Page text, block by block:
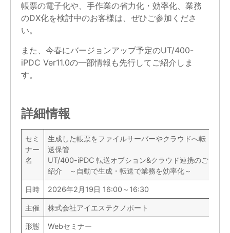
帳票の電子化や、手作業の省力化・効率化、業務
のDX化を検討中のお客様は、ぜひご参加くださ
い。
また、今春にバージョンアップ予定のUT/400-
iPDC Ver11.0の一部情報も先行してご紹介しま
す。
詳細情報
セミ
ナー
名
生成した帳票をファイルサーバーやクラウドへ転
送保管
UT/400-iPDC 転送オプション&クラウド連携のご
紹介 ～自動で生成・転送で業務を効率化～
日時 2026年2月19日 16:00～16:30
主催 株式会社アイエステクノポート
形態 Webセミナー